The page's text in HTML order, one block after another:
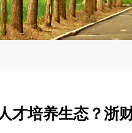
才培养生态？浙